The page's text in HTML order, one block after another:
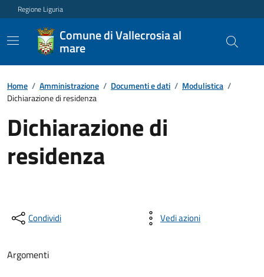
Regione Liguria
Comune di Vallecrosia al
mare
Home / Amministrazione / Documenti e dati / Modulistica /
Dichiarazione di residenza
Dichiarazione di
residenza
Condividi Vedi azioni
Argomenti